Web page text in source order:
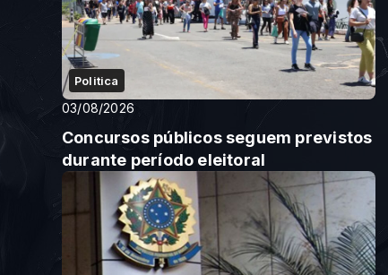
Politica
03/08/2026
Concursos públicos seguem previstos
durante período eleitoral